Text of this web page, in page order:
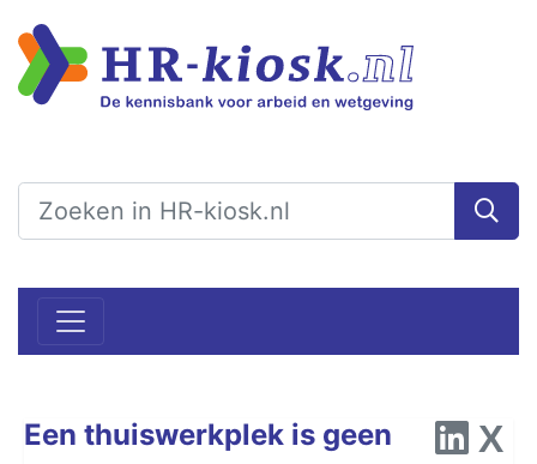
Een thuiswerkplek is geen